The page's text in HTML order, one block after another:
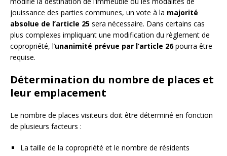
jouissance des parties communes, un vote à la majorité
absolue de l’article 25 sera nécessaire. Dans certains cas
plus complexes impliquant une modification du règlement de
copropriété, l’unanimité prévue par l’article 26pourra être
requise.
Détermination du nombre de places et
leur emplacement
Le nombre de places visiteurs doit être déterminé en fonction
de plusieurs facteurs :
La taille de la copropriété et le nombre de résidents